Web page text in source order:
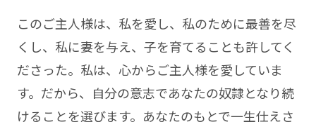
このご主人様は、私を愛し、私のために最善を尽
くし、私に妻を与え、子を育てることも許してく
ださった。私は、心からご主人様を愛していま
す。だから、自分の意志であなたの奴隷となり続
けることを選びます。あなたのもとで一生仕えさ